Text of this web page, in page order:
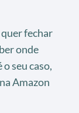
fechar
onde
seu caso,
Amazon